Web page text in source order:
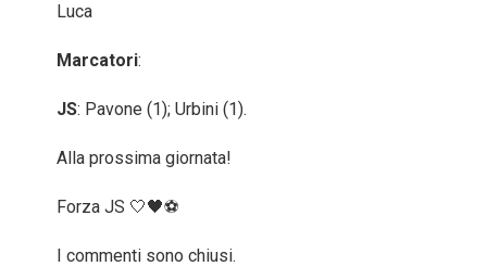
Luca
Marcatori:
JS: Pavone (1); Urbini (1).
Alla prossima giornata!
Forza JS 🤍🖤⚽️
I commenti sono chiusi.